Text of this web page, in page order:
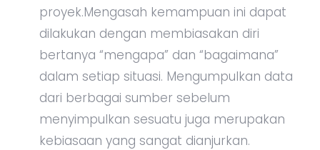
proyek.Mengasah kemampuan ini dapat
dilakukan dengan membiasakan diri
bertanya “mengapa” dan “bagaimana”
dalam setiap situasi. Mengumpulkan data
dari berbagai sumber sebelum
menyimpulkan sesuatu juga merupakan
kebiasaan yang sangat dianjurkan.